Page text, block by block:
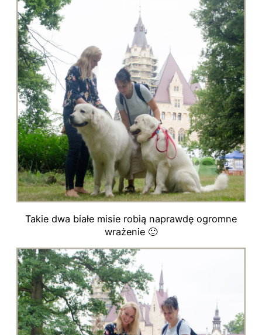
Takie dwa białe misie robią naprawdę ogromne
wrażenie 🙂